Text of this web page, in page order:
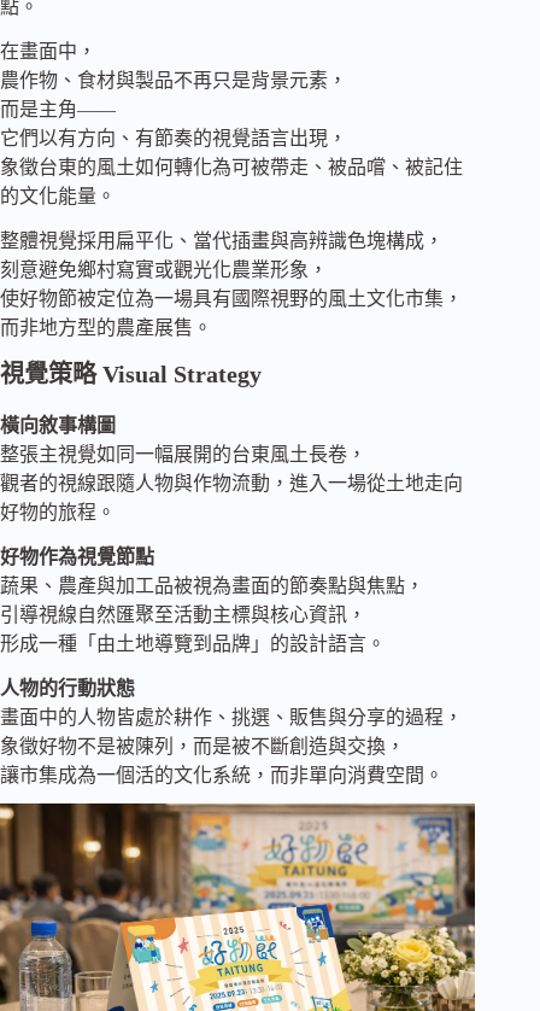
點。
在畫面中，
農作物、食材與製品不再只是背景元素，
而是主角——
它們以有方向、有節奏的視覺語言出現，
象徵台東的風土如何轉化為可被帶走、被品嚐、被記住
的文化能量。
整體視覺採用扁平化、當代插畫與高辨識色塊構成，
刻意避免鄉村寫實或觀光化農業形象，
使好物節被定位為一場具有國際視野的風土文化市集，
而非地方型的農產展售。
視覺策略 Visual Strategy
橫向敘事構圖
整張主視覺如同一幅展開的台東風土長卷，
觀者的視線跟隨人物與作物流動，進入一場從土地走向
好物的旅程。
好物作為視覺節點
蔬果、農產與加工品被視為畫面的節奏點與焦點，
引導視線自然匯聚至活動主標與核心資訊，
形成一種「由土地導覽到品牌」的設計語言。
人物的行動狀態
畫面中的人物皆處於耕作、挑選、販售與分享的過程，
象徵好物不是被陳列，而是被不斷創造與交換，
讓市集成為一個活的文化系統，而非單向消費空間。